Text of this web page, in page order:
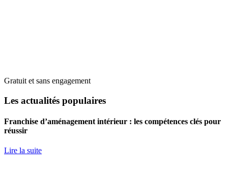
Gratuit et sans engagement
Les actualités populaires
Franchise d’aménagement intérieur : les compétences clés pour
réussir
Lire la suite